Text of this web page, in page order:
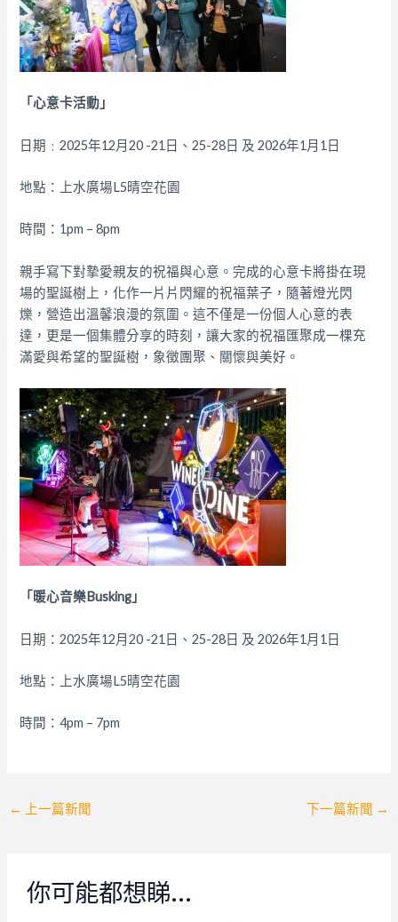
「心意卡活動」
日期﹕2025年12月20 -21日、25-28日 及 2026年1月1日
地點：上水廣場L5晴空花園
時間：1pm – 8pm
親手寫下對摯愛親友的祝福與心意。完成的心意卡將掛在現
場的聖誕樹上，化作一片片閃耀的祝福葉子，隨著燈光閃
爍，營造出溫馨浪漫的氛圍。這不僅是一份個人心意的表
達，更是一個集體分享的時刻，讓大家的祝福匯聚成一棵充
滿愛與希望的聖誕樹，象徵團聚、關懷與美好。
「暖心音樂Busking」
日期：2025年12月20 -21日、25-28日 及 2026年1月1日
地點：上水廣場L5晴空花園
時間：4pm – 7pm
Post
← 上一篇新聞 下一篇新聞 →
你可能都想睇…